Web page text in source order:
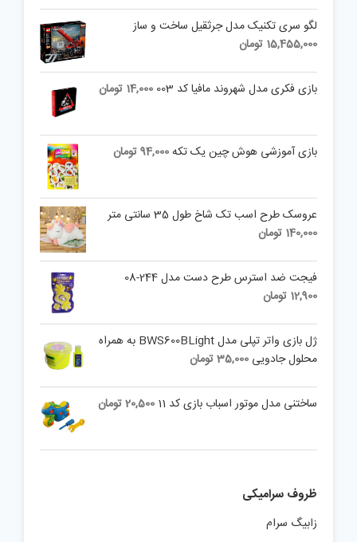
لگو سری تکنیک مدل جرثقیل ساخت و ساز
15,455,000 تومان
بازی فکری مدل شهروند مافیا کد 003 14,000 تومان
بازی آموزشی هوش چین یک تکه94,000تومان
عروسک طرح اسب تک شاخ طول 35 سانتی متر
140,000 تومان
فیجت ضد استرس طرح دست مدل 244-08
12,900 تومان
ژل بازی واتر تپلی مدل BWS600BLight به همراه
محلول جادویی 35,000تومان
ساختنی مدل موتور اسباب بازی کد 11 20,500تومان
ظروف سرامیکی
زابیگ سرام